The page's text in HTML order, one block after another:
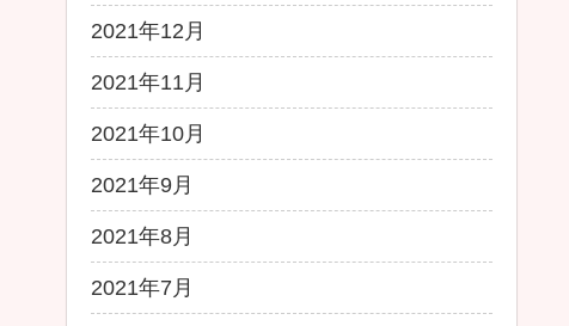
2021年12月
2021年11月
2021年10月
2021年9月
2021年8月
2021年7月